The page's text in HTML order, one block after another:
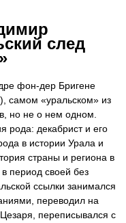
след
фон-дер Бригене
самом «уральском» из
но не о нем одном.
рода: декабрист и его
в истории Урала и
страны и региона в
период своей без
ссылки занимался
переводил на
переписывался с